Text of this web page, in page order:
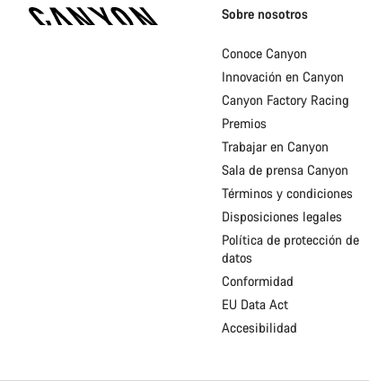
Homepage
Sobre nosotros
Conoce Canyon
Innovación en Canyon
Canyon Factory Racing
Premios
Trabajar en Canyon
Sala de prensa Canyon
Términos y condiciones
Disposiciones legales
Política de protección de
datos
Conformidad
EU Data Act
Accesibilidad